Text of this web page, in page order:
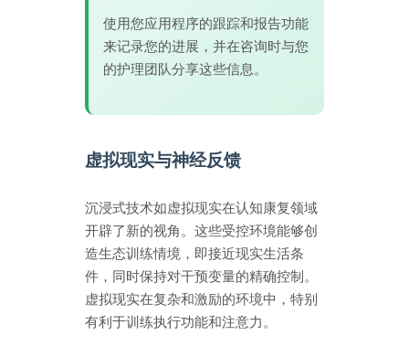
使用您应用程序的跟踪和报告功能
来记录您的进展，并在咨询时与您
的护理团队分享这些信息。
虚拟现实与神经反馈
沉浸式技术如虚拟现实在认知康复领域
开辟了新的视角。这些受控环境能够创
造生态训练情境，即接近现实生活条
件，同时保持对干预变量的精确控制。
虚拟现实在复杂和激励的环境中，特别
有利于训练执行功能和注意力。